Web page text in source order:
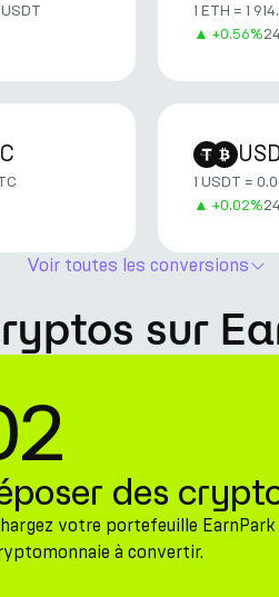
1 ETH = 1
▲ +0.56%
1 USDT =
▲ +0.02%
Voir toutes les conversions
sur
des
votre portefeuille EarnPark
à convertir.